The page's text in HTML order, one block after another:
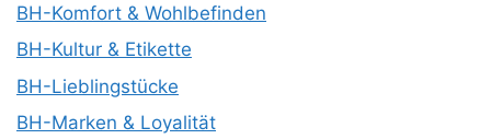
BH-Komfort & Wohlbefinden
BH-Kultur & Etikette
BH-Lieblingstücke
BH-Marken & Loyalität